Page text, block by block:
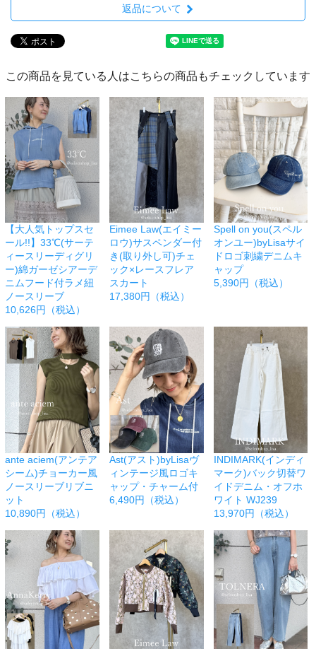
返品について
この商品を見ている人はこちらの商品もチェックしています
【大人気トップスセ
ール!!】33℃(サーテ
ィースリーディグリ
ー)綿ガーゼシアーデ
ニムフード付ラメ紐
ノースリーブ
10,626円（税込）
Eimee Law(エイミー
ロウ)サスペンダー付
き(取り外し可)チェ
ック×レースフレア
スカート
17,380円（税込）
Spell on you(スペル
オンユー)byLisaサイ
ドロゴ刺繍デニムキ
ャップ
5,390円（税込）
ante aciem(アンテア
シーム)チョーカー風
ノースリーブリブニ
ット
10,890円（税込）
Ast(アスト)byLisaヴ
ィンテージ風ロゴキ
ャップ・チャーム付
6,490円（税込）
INDIMARK(インディ
マーク)バック切替ワ
イドデニム・オフホ
ワイト WJ239
13,970円（税込）